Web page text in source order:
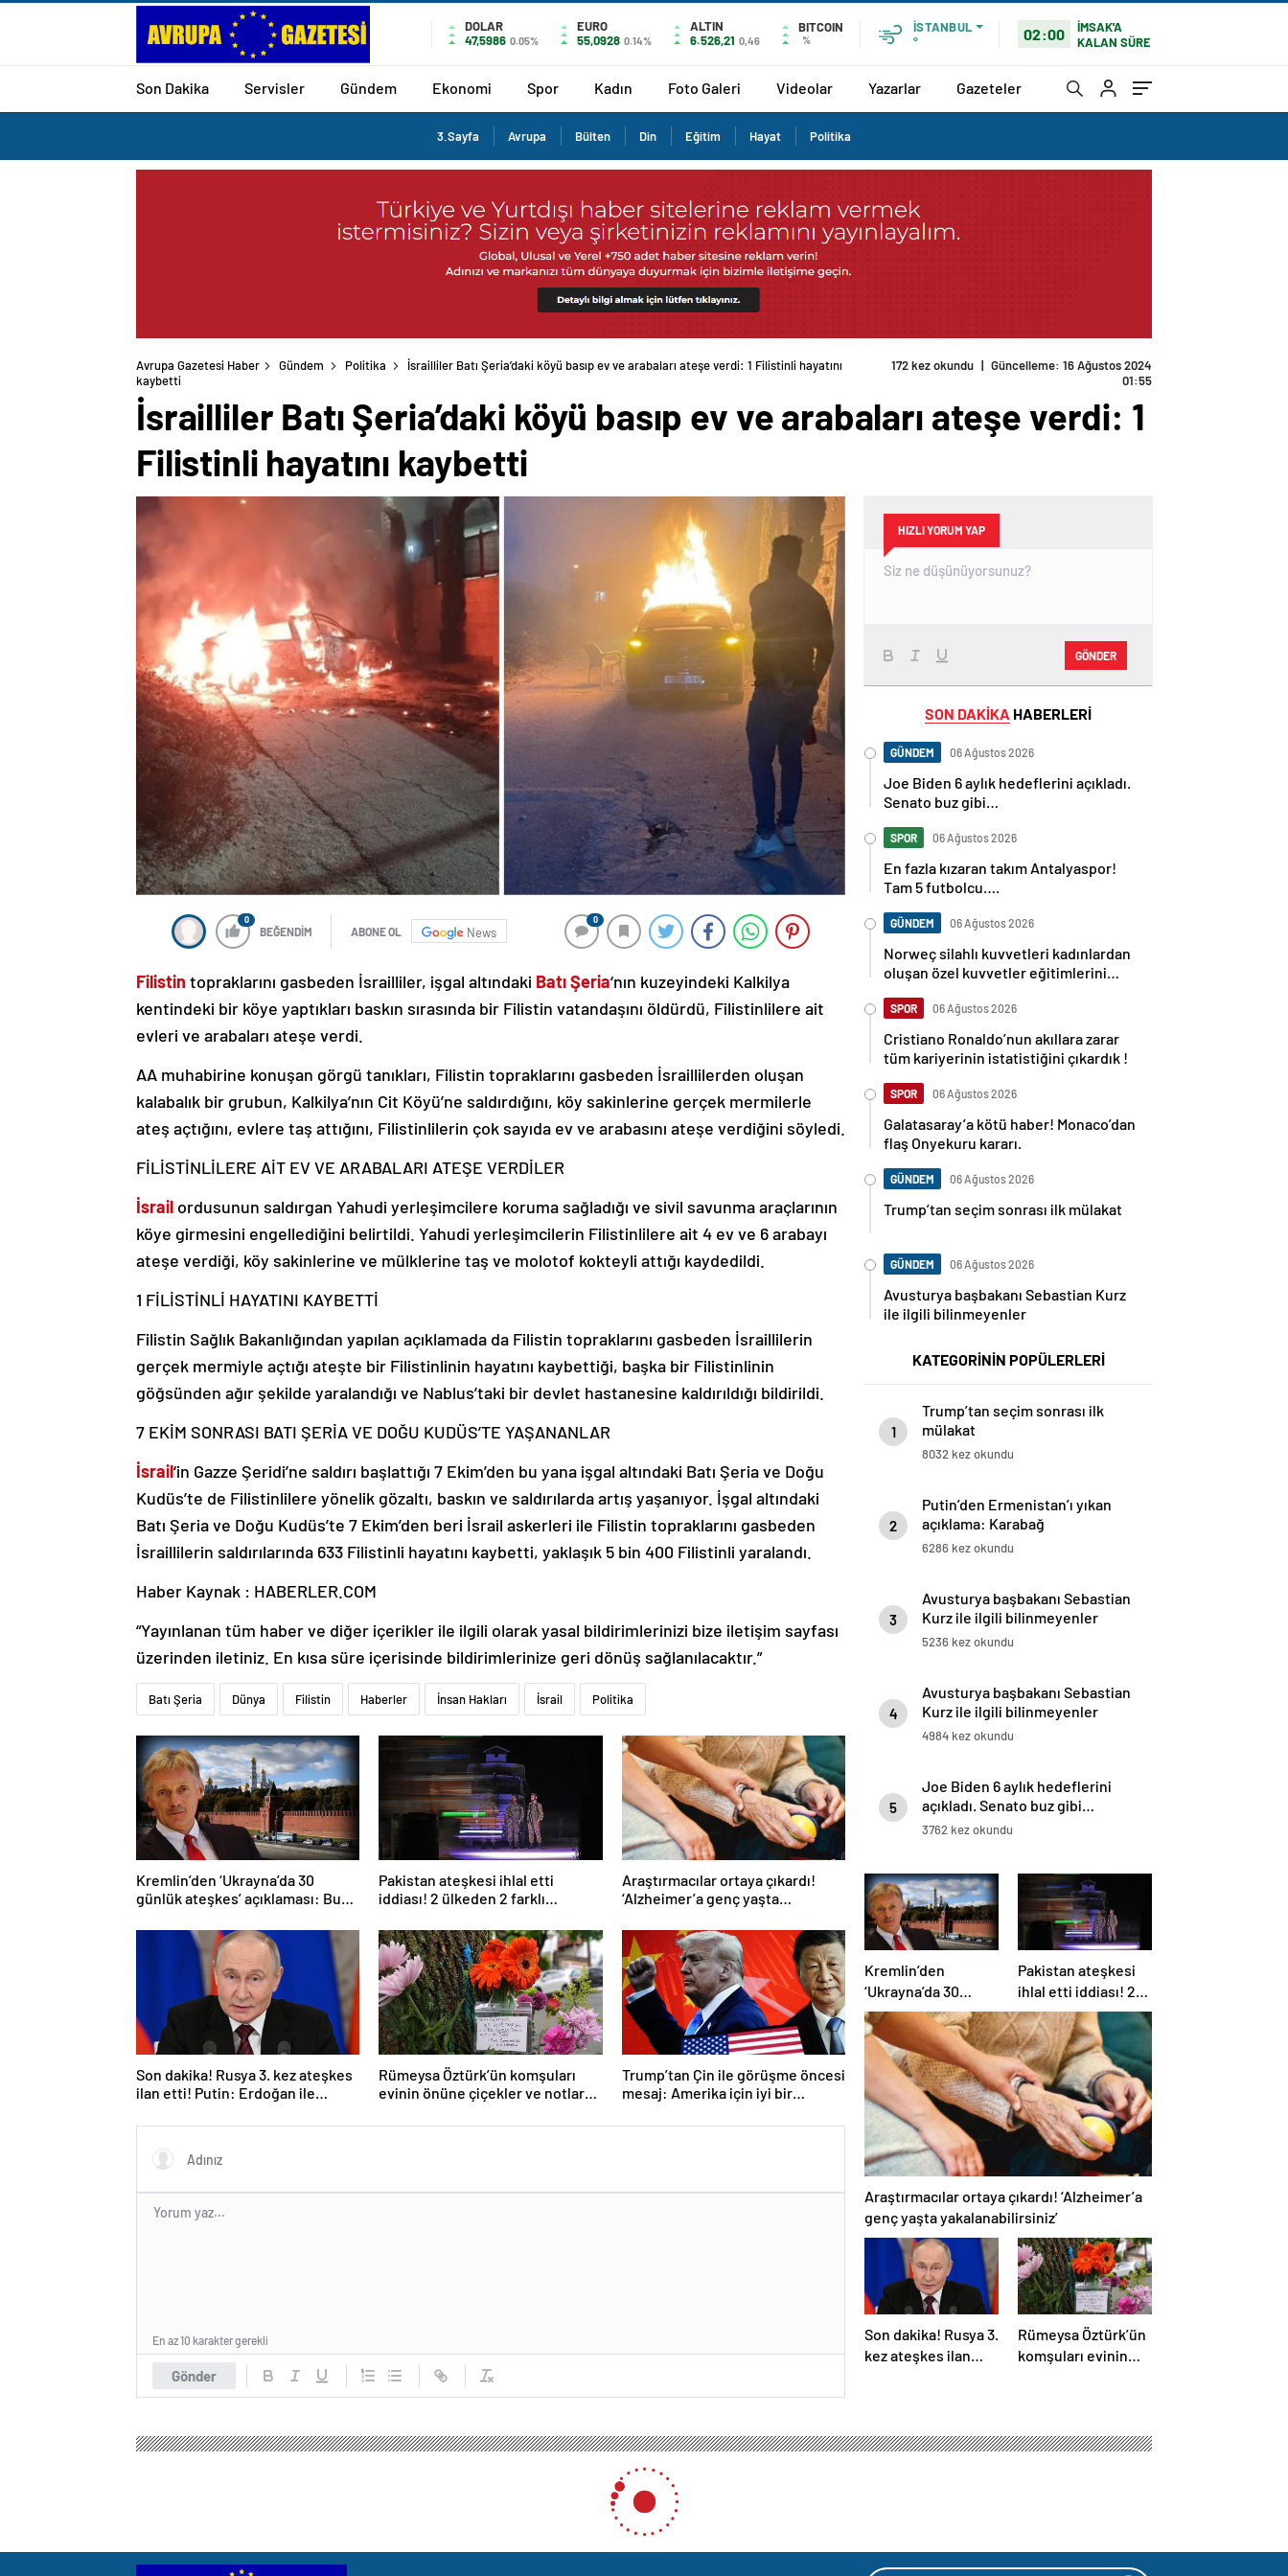
DOLAR
47,5986 0.05%
EURO
55,0928 0.14%
ALTIN
6.526,21 0,46
BITCOIN
%
İSTANBUL
°
02:00
İMSAK'A
KALAN SÜRE
Son Dakika Servisler Gündem Ekonomi Spor Kadın Foto Galeri Videolar Yazarlar Gazeteler
3.Sayfa Avrupa Bülten Din Eğitim Hayat Politika
Avrupa Gazetesi Haber Gündem Politika İsrailliler Batı Şeria’daki köyü basıp ev ve arabaları ateşe verdi: 1 Filistinli hayatını kaybetti
İsrailliler Batı Şeria’daki köyü basıp ev ve arabaları ateşe verdi: 1
Filistinli hayatını kaybetti
News
kentindeki bir köye yaptıkları baskın sırasında bir Filistin vatandaşını öldürdü, Filistinlilere ait
evleri ve arabaları ateşe verdi.
kalabalık bir grubun, Kalkilya’nın Cit Köyü’ne saldırdığını, köy sakinlerine gerçek mermilerle
ateş açtığını, evlere taş attığını, Filistinlilerin çok sayıda ev ve arabasını ateşe verdiğini söyledi.
köye girmesini engellediğini belirtildi. Yahudi yerleşimcilerin Filistinlilere ait 4 ev ve 6 arabayı
ateşe verdiği, köy sakinlerine ve mülklerine taş ve molotof kokteyli attığı kaydedildi.
gerçek mermiyle açtığı ateşte bir Filistinlinin hayatını kaybettiği, başka bir Filistinlinin
göğsünden ağır şekilde yaralandığı ve Nablus’taki bir devlet hastanesine kaldırıldığı bildirildi.
Kudüs’te de Filistinlilere yönelik gözaltı, baskın ve saldırılarda artış yaşanıyor. İşgal altındaki
Batı Şeria ve Doğu Kudüs’te 7 Ekim’den beri İsrail askerleri ile Filistin topraklarını gasbeden
İsraillilerin saldırılarında 633 Filistinli hayatını kaybetti, yaklaşık 5 bin 400 Filistinli yaralandı.
üzerinden iletiniz. En kısa süre içerisinde bildirimlerinize geri dönüş sağlanılacaktır.”
Batı Şeria Dünya Filistin Haberler İnsan Hakları İsrail Politika
Kremlin’den ‘Ukrayna’da 30
günlük ateşkes’ açıklaması: Bunu
iyice düşünmeliyiz
Pakistan ateşkesi ihlal etti
iddiası! 2 ülkeden 2 farklı
açıklama
Araştırmacılar ortaya çıkardı!
‘Alzheimer’a genç yaşta
yakalanabilirsiniz’
Son dakika! Rusya 3. kez ateşkes
ilan etti! Putin: Erdoğan ile
görüşme gerçekleştireceğiz
Rümeysa Öztürk’ün komşuları
evinin önüne çiçekler ve notlar
bıraktı
Trump’tan Çin ile görüşme öncesi
mesaj: Amerika için iyi bir
anlaşma yapmalıyız
Gönder
HIZLI YORUM YAP
GÖNDER
Joe Biden 6 aylık hedeflerini açıkladı.
Senato buz gibi…
En fazla kızaran takım Antalyaspor!
Tam 5 futbolcu….
Norweç silahlı kuvvetleri kadınlardan
oluşan özel kuvvetler eğitimlerini
başlattı.
Cristiano Ronaldo’nun akıllara zarar
tüm kariyerinin istatistiğini çıkardık !
Galatasaray’a kötü haber! Monaco’dan
flaş Onyekuru kararı.
Trump’tan seçim sonrası ilk mülakat
Avusturya başbakanı Sebastian Kurz
ile ilgili bilinmeyenler
1
mülakat
8032 kez okundu
2
açıklama: Karabağ
Azerbaycan’ın ayrılmaz bir
parçasıdır!
6286 kez okundu
3
Kurz ile ilgili bilinmeyenler
5236 kez okundu
4
Kurz ile ilgili bilinmeyenler
4984 kez okundu
5
açıkladı. Senato buz gibi…
3762 kez okundu
Kremlin’den
‘Ukrayna’da 30
günlük ateşkes’
açıklaması: Bunu
iyice düşünmeliyiz
Pakistan ateşkesi
ihlal etti iddiası! 2
ülkeden 2 farklı
açıklama
Araştırmacılar ortaya çıkardı! ‘Alzheimer’a
genç yaşta yakalanabilirsiniz’
Son dakika! Rusya 3.
kez ateşkes ilan
etti! Putin: Erdoğan
Rümeysa Öztürk’ün
komşuları evinin
önüne çiçekler ve
CHP lideri Özel, ayağını kırdığı için TBMM’deki Filistin oturumuna
katılamadı